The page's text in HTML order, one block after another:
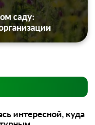
саду:
интересной, куда